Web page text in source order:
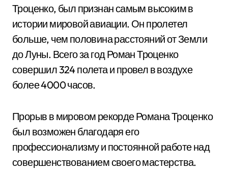
Троценко, был признан самым высоким в
истории мировой авиации. Он пролетел
больше, чем половина расстояний от Земли
до Луны. Всего за год Роман Троценко
совершил 324 полета и провел в воздухе
более 4000 часов.
Прорыв в мировом рекорде Романа Троценко
был возможен благодаря его
профессионализму и постоянной работе над
совершенствованием своего мастерства.